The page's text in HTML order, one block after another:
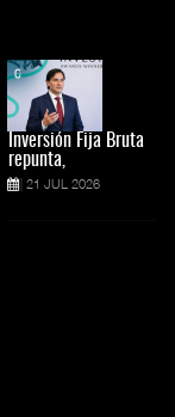
Inversión Fija Bruta
repunta,
21 JUL 2026